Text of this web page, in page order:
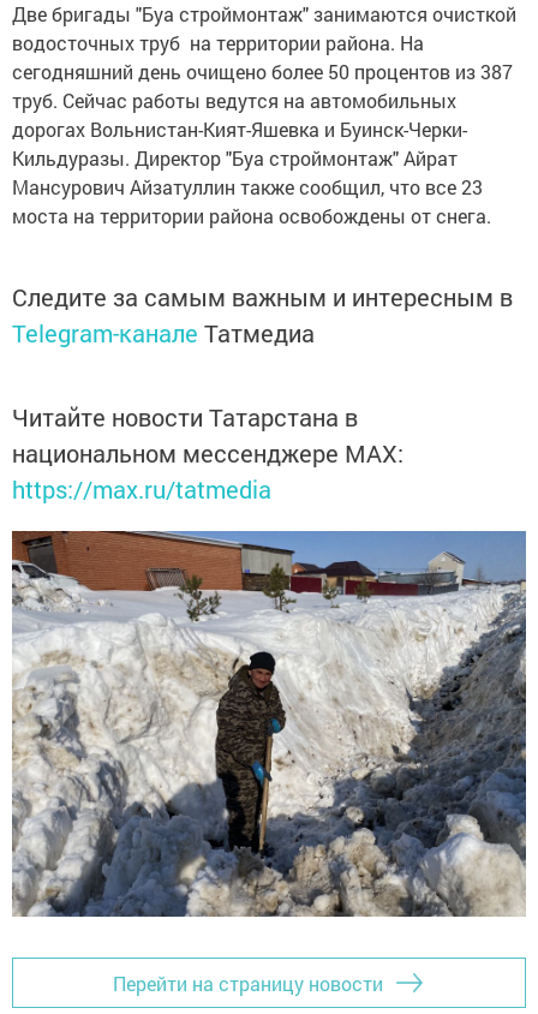
Две бригады "Буа строймонтаж" занимаются очисткой
водосточных труб на территории района. На
сегодняшний день очищено более 50 процентов из 387
труб. Сейчас работы ведутся на автомобильных
дорогах Вольнистан-Кият-Яшевка и Буинск-Черки-
Кильдуразы. Директор "Буа строймонтаж" Айрат
Мансурович Айзатуллин также сообщил, что все 23
моста на территории района освобождены от снега.
Следите за самым важным и интересным в
Telegram-канале Татмедиа
Читайте новости Татарстана в
национальном мессенджере MАХ:
https://max.ru/tatmedia
Перейти на страницу новости